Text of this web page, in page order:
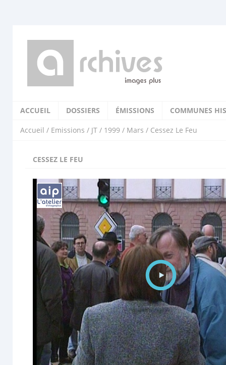
ACCUEIL DOSSIERS ÉMISSIONS COMMUNES
Accueil / Emissions / JT / 1999 / Mars / Cessez Le Feu
CESSEZ LE FEU